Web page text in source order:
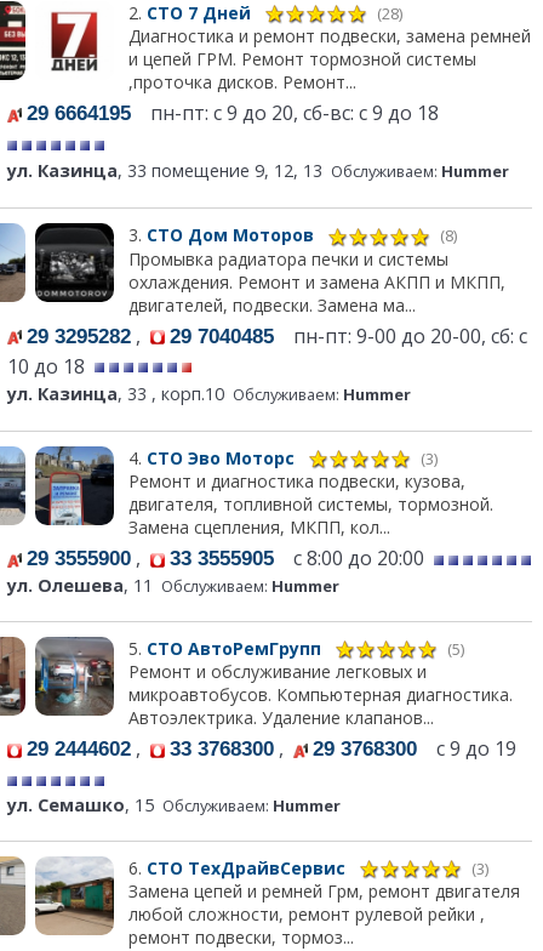
2. СТО 7 Дней (28)
Диагностика и ремонт подвески, замена ремней
и цепей ГРМ. Ремонт тормозной системы
,проточка дисков. Ремонт...
29 6664195 пн-пт: с 9 до 20, сб-вс: с 9 до 18
ул. Казинца, 33 помещение 9, 12, 13 Обслуживаем: Hummer
3. СТО Дом Моторов (8)
Промывка радиатора печки и системы
охлаждения. Ремонт и замена АКПП и МКПП,
двигателей, подвески. Замена ма...
29 3295282 , 29 7040485 пн-пт: 9-00 до 20-00, сб: с
10 до 18
ул. Казинца, 33 , корп.10 Обслуживаем: Hummer
4. СТО Эво Моторс (3)
Ремонт и диагностика подвески, кузова,
двигателя, топливной системы, тормозной.
Замена сцепления, МКПП, кол...
29 3555900 , 33 3555905 с 8:00 до 20:00
ул. Олешева, 11 Обслуживаем: Hummer
5. СТО АвтоРемГрупп (5)
Ремонт и обслуживание легковых и
микроавтобусов. Компьютерная диагностика.
Автоэлектрика. Удаление клапанов...
29 2444602 , 33 3768300 , 29 3768300 с 9 до 19
ул. Семашко, 15 Обслуживаем: Hummer
6. СТО ТехДрайвСервис (3)
Замена цепей и ремней Грм, ремонт двигателя
любой сложности, ремонт рулевой рейки ,
ремонт подвески, тормоз...